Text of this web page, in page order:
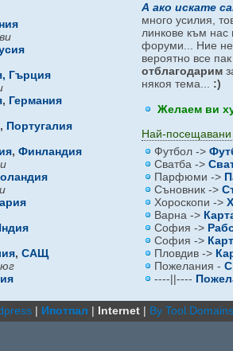
Гърция
, Германия
, Португалия
, Финландия
, САЩ
А ако искате
много усилия,
линкове към нас
форуми... Ние не
вероятно все
отблагодарим
някоя тема... :)
Желаем ви
Най-посещавани
Футбол ->
Сватба ->
Парфюми ->
Съновник ->
Хороскопи ->
Варна ->
София ->
София ->
Пловдив ->
Пожелания -
----||----
| Ипотпал | Internet | By Tool.Domains